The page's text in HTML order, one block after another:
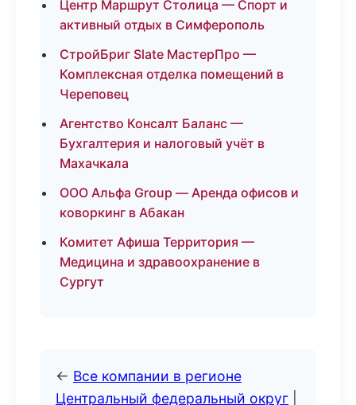
Центр Маршрут Столица — Спорт и
активный отдых в Симферополь
СтройБриг Slate МастерПро —
Комплексная отделка помещений в
Череповец
Агентство Консалт Баланс —
Бухгалтерия и налоговый учёт в
Махачкала
ООО Альфа Group — Аренда офисов и
коворкинг в Абакан
Комитет Афиша Территория —
Медицина и здравоохранение в
Сургут
← Все компании в регионе
Центральный федеральный округ